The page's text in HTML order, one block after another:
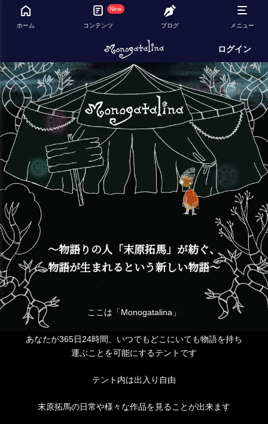
ホーム
New
コンテンツ ブログ メニュー
ログイン
～物語りの人「末原拓馬」が紡ぐ、
物語が生まれるという新しい物語～
ここは「Monogatalina」
あなたが365日24時間、いつでもどこにいても物語を持ち
運ぶことを可能にするテントです
テント内は出入り自由
末原拓馬の日常や様々な作品を見ることが出来ます